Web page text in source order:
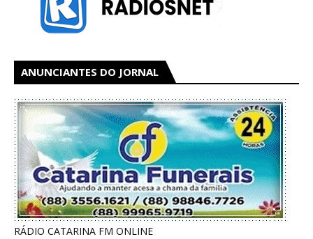
ANUNCIANTES DO JORNAL
RÁDIO CATARINA FM ONLINE